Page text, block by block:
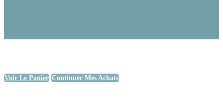
Voir Le Panier Continuer Mes Achats